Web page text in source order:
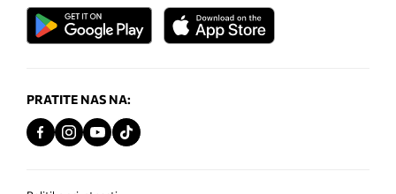
PRATITE NAS NA: